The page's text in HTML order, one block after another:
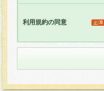
りま す。
3.当社は、会員の
方 法・手段にて、
きるものとします
に掲示したときに
てその効力を生じ
利用規約の同意